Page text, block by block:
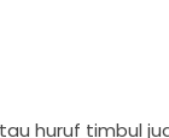
huruf timbul